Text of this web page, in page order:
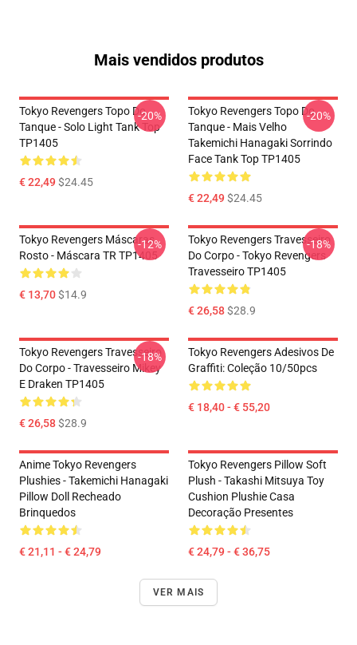
Mais vendidos produtos
Tokyo Revengers Topo Do
Tanque - Solo Light Tank Top
TP1405
€ 22,49$24.45
-20%
Tokyo Revengers Topo Do
Tanque - Mais Velho
Takemichi Hanagaki Sorrindo
Face Tank Top TP1405
€ 22,49$24.45
-20%
Tokyo Revengers Máscaras
Rosto - Máscara TR TP1405
€ 13,70$14.9
-12%
Tokyo Revengers Travesseiro
Do Corpo - Tokyo Revengers
Travesseiro TP1405
€ 26,58$28.9
-18%
Tokyo Revengers Travesseiro
Do Corpo - Travesseiro Mikey
E Draken TP1405
€ 26,58$28.9
-18%
Tokyo Revengers Adesivos De
Graffiti: Coleção 10/50pcs
€ 18,40 - € 55,20
Anime Tokyo Revengers
Plushies - Takemichi Hanagaki
Pillow Doll Recheado
Brinquedos
€ 21,11 - € 24,79
Tokyo Revengers Pillow Soft
Plush - Takashi Mitsuya Toy
Cushion Plushie Casa
Decoração Presentes
€ 24,79 - € 36,75
VER MAIS